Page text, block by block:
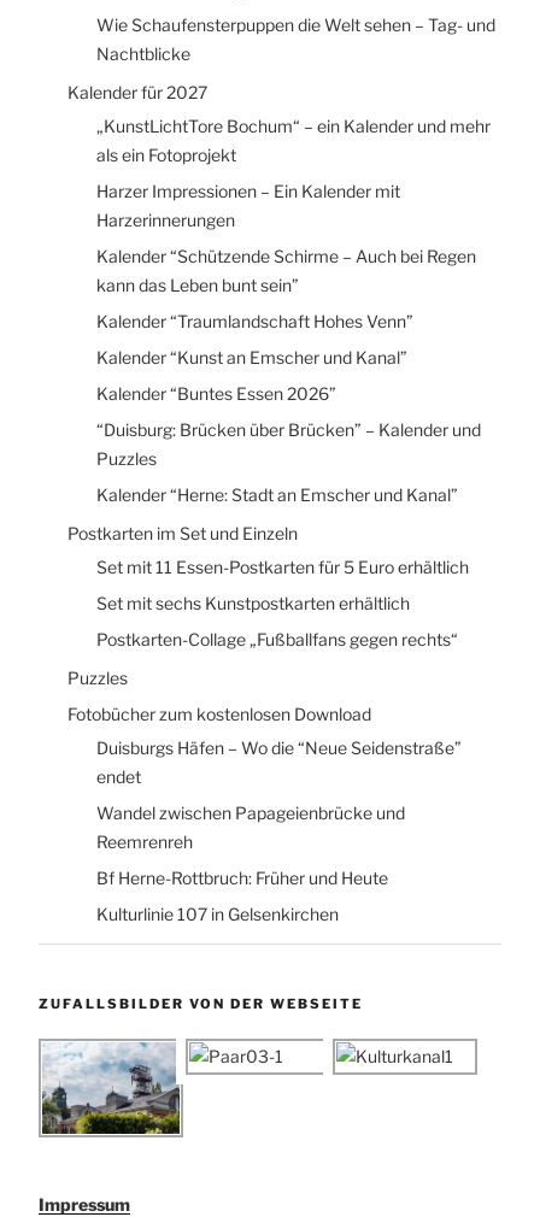
Wie Schaufensterpuppen die Welt sehen – Tag- und
Nachtblicke
Kalender für 2027
„KunstLichtTore Bochum“ – ein Kalender und mehr
als ein Fotoprojekt
Harzer Impressionen – Ein Kalender mit
Harzerinnerungen
Kalender “Schützende Schirme – Auch bei Regen
kann das Leben bunt sein”
Kalender “Traumlandschaft Hohes Venn”
Kalender “Kunst an Emscher und Kanal”
Kalender “Buntes Essen 2026”
“Duisburg: Brücken über Brücken” – Kalender und
Puzzles
Kalender “Herne: Stadt an Emscher und Kanal”
Postkarten im Set und Einzeln
Set mit 11 Essen-Postkarten für 5 Euro erhältlich
Set mit sechs Kunstpostkarten erhältlich
Postkarten-Collage „Fußballfans gegen rechts“
Puzzles
Fotobücher zum kostenlosen Download
Duisburgs Häfen – Wo die “Neue Seidenstraße”
endet
Wandel zwischen Papageienbrücke und
Reemrenreh
Bf Herne-Rottbruch: Früher und Heute
Kulturlinie 107 in Gelsenkirchen
ZUFALLSBILDER VON DER WEBSEITE
Impressum